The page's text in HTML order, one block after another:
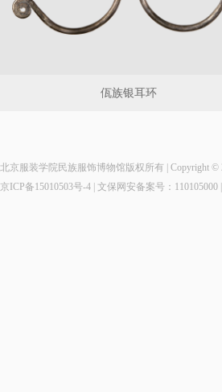
佤族银耳环
北京服装学院民族服饰博物馆版权所有 | Copyright ©
京ICP备15010503号-4 | 文保网安备案号：110105000